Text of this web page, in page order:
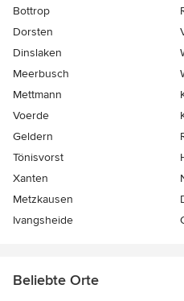
Bottrop
Dorsten
Dinslaken
Meerbusch
Mettmann
Voerde
Geldern
Tönisvorst
Xanten
Metzkausen
Ivangsheide
Beliebte Orte